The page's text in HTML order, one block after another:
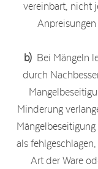
vereinbart, nicht
b) Bei Mängeln
durch
Minderung
als
Art der Ware